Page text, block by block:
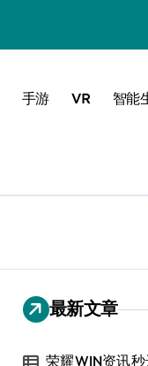
手游 VR 智能
最新文章
荣耀WIN资讯